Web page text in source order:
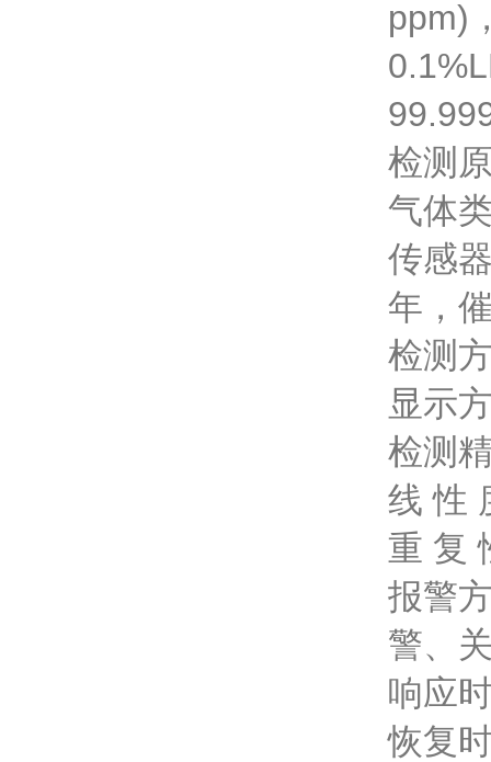
ppm)
检测
气体
传感
年，
检测
显示
检测
线 性
重 复
报警
警、
响应
恢复